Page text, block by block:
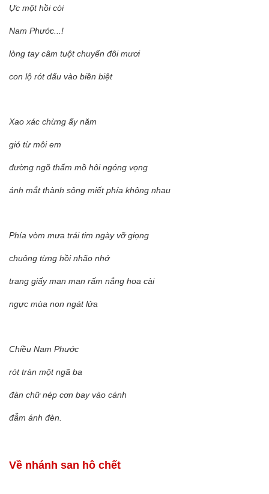
Ực một hồi còi
Nam Phước...!
lòng tay câm tuột chuyến đôi mươi
con lộ rót dấu vào biền biệt
Xao xác chừng ấy năm
gió từ môi em
đường ngõ thấm mồ hôi ngóng vọng
ánh mắt thành sông miết phía không nhau
Phía vòm mưa trái tim ngày vỡ giọng
chuông từng hồi nhão nhớ
trang giấy man man rấm nắng hoa cài
ngực mùa non ngát lửa
Chiều Nam Phước
rót tràn một ngã ba
đàn chữ nép cơn bay vào cánh
đẫm ánh đèn.
Về nhánh san hô chết